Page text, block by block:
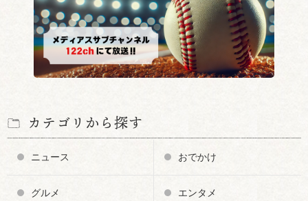
カテゴリから探す
ニュース おでかけ
グルメ エンタメ